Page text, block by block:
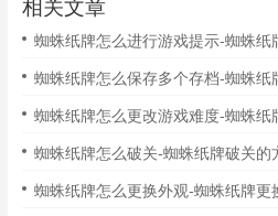
蜘蛛纸牌怎么进行游戏提示-蜘蛛
蜘蛛纸牌怎么保存多个存档-蜘蛛
蜘蛛纸牌怎么更改游戏难度-蜘蛛
蜘蛛纸牌怎么破关-蜘蛛纸牌破关的
蜘蛛纸牌怎么更换外观-蜘蛛纸牌更